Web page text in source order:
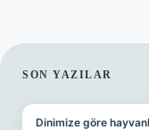
SON YAZILAR
Dinimize göre